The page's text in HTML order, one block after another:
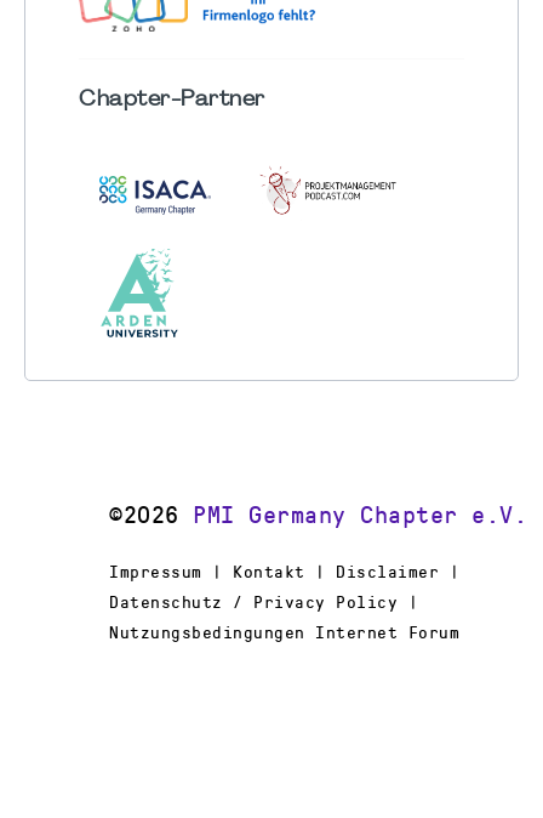
Chapter-Partner
©2026 PMI Germany Chapter e.V.
Impressum | Kontakt | Disclaimer |
Datenschutz / Privacy Policy |
Nutzungsbedingungen Internet Forum